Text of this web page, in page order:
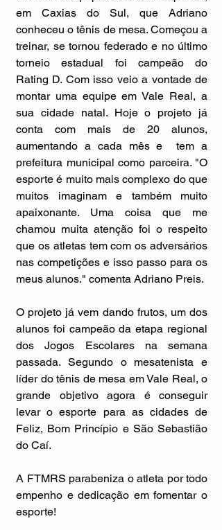
em Caxias do Sul, que Adriano
conheceu o tênis de mesa. Começou a
treinar, se tornou federado e no último
torneio estadual foi campeão do
Rating D. Com isso veio a vontade de
montar uma equipe em Vale Real, a
sua cidade natal. Hoje o projeto já
conta com mais de 20 alunos,
aumentando a cada mês e  tem a
prefeitura municipal como parceira. "O
esporte é muito mais complexo do que
muitos imaginam e também muito
apaixonante. Uma coisa que me
chamou muita atenção foi o respeito
que os atletas tem com os adversários
nas competições e isso passo para os
meus alunos." comenta Adriano Preis.
O projeto já vem dando frutos, um dos
alunos foi campeão da etapa regional
dos Jogos Escolares na semana
passada. Segundo o mesatenista e
líder do tênis de mesa em Vale Real, o
grande objetivo agora é conseguir
levar o esporte para as cidades de
Feliz, Bom Princípio e São Sebastião
do Caí.
A FTMRS parabeniza o atleta por todo
empenho e dedicação em fomentar o
esporte!